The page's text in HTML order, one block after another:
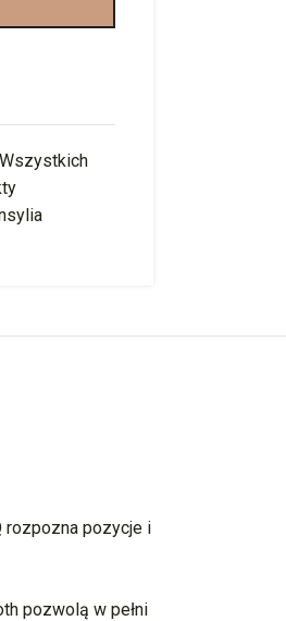
Wszystkich
rozpozna pozycje i
pozwolą w pełni